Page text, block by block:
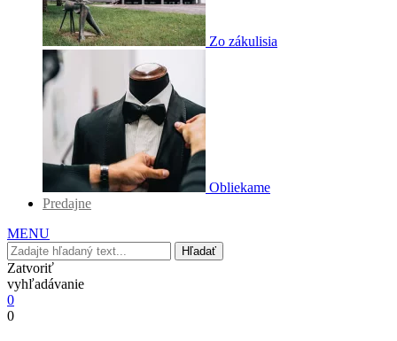
Zo zákulisia
Obliekame
Predajne
MENU
Hľadať
Zatvoriť
vyhľadávanie
0
0